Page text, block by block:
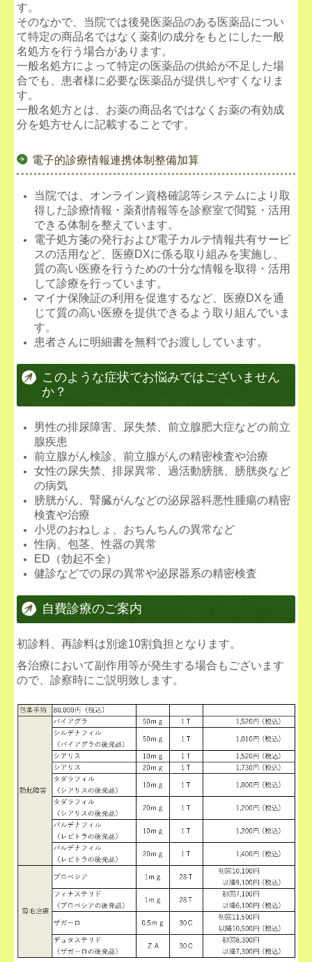
す。
そのなかで、当院では後発医薬品のある医薬品につい
て特定の商品名ではなく薬剤の成分をもとにした一般
名処方を行う場合があります。
一般名処方によって特定の医薬品の供給が不足した場
合でも、患者様に必要な医薬品が提供しやすくなりま
す。
一般名処方とは、お薬の商品名ではなくお薬の有効成
分を処方せんに記載することです。
電子的診療情報連携体制整備加算
当院では、オンライン資格確認等システムにより取
得した診療情報・薬剤情報等を診察室で閲覧・活用
できる体制を整えています。
電子処方箋の発行および電子カルテ情報共有サービ
スの活用など、医療DXに係る取り組みを実施し、
質の高い医療を行うための十分な情報を取得・活用
して診療を行っています。
マイナ保険証の利用を促進するなど、医療DXを通
じて質の高い医療を提供できるよう取り組んでいま
す。
患者さんに明細書を無料でお渡ししています。
このような症状でお悩みではございません
か？
男性の排尿障害、尿失禁、前立腺肥大症などの前立
腺疾患
前立腺がん検診、前立腺がんの精密検査や治療
女性の尿失禁、排尿異常、過活動膀胱、膀胱炎など
の病気
膀胱がん、腎臓がんなどの泌尿器科悪性腫瘍の精密
検査や治療
小児のおねしょ、おちんちんの異常など
性病、包茎、性器の異常
ED（勃起不全）
健診などでの尿の異常や泌尿器系の精密検査
自費診療のご案内
初診料、再診料は別途10割負担となります。
各治療において副作用等が発生する場合もございます
ので、診察時にご説明致します。